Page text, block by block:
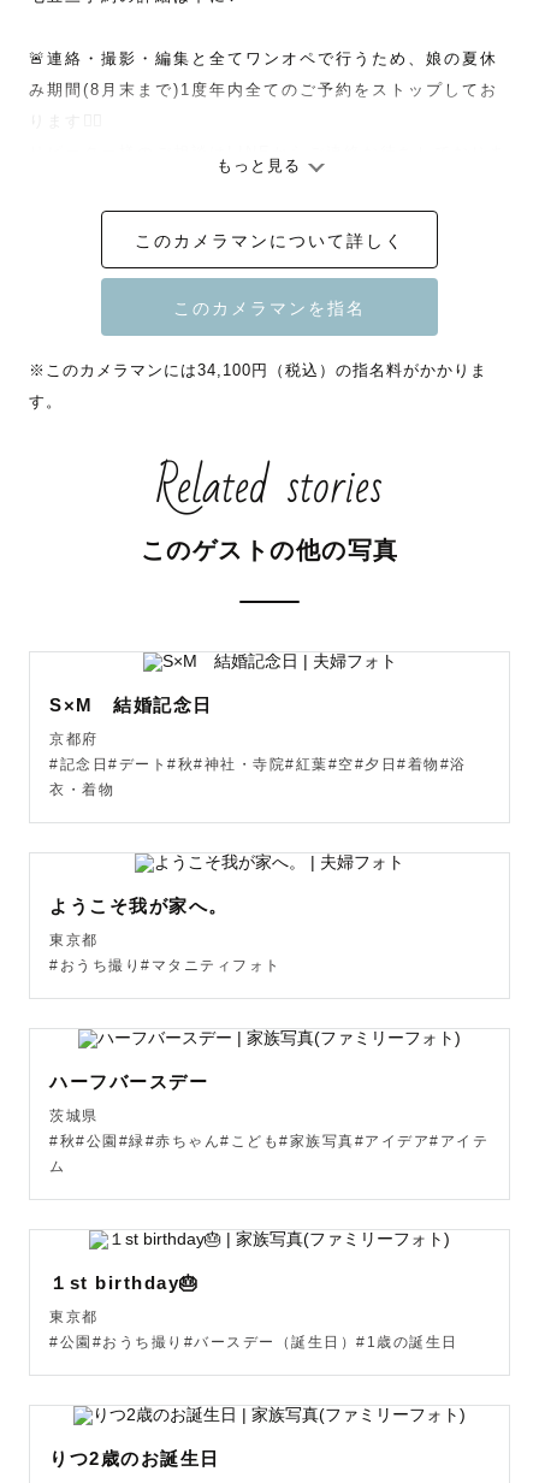
🚨連絡・撮影・編集と全てワンオペで行うため‪‪、娘の夏休
み期間(8月末まで)1度年内全てのご予約をストップしてお
🏅社内所属カメラマン1500名中 上位1%カメラマン
ニューボーン・お宮参り・お食い初め・七五三など、
赤ちゃんから大きくなったお子さままで、ファミリー撮影
はお任せください👶🏻👧🏻
「変顔」も「ものまね」も大歓迎！
お子さまやパパママが笑顔になれることなら、なんでも全
ママ友のように、幼稚園の先生のように、
※下のレビュー欄には、ゲストさまからいただいた“リアル
---
✅日程によりシーズナル料金が発生いたします。
詳細はラブグラフ公式HPをご確認ください。空き状況はお
気軽にお問い合わせください。
✅撮影開始時間は
① 9:30以前
のいずれかでご案内しております。
✅東京・埼玉・神奈川を中心に移動しながら撮影を行って
✅11時頃の神社は大変混雑いたします。
特に土日祝日や大安の日程は人気が集中するため、午前中
はなるべく早めのスタートがおすすめです。
平日や仏滅の日程も、比較的ゆったり撮影しやすくおすす
めしております◎
⸻
もっと見る
このカメラマンについて詳しく
※このカメラマンには34,100円（税込）の指名料がかかりま
す。
Related stories
このゲストの他の写真
S×M 結婚記念日
京都府
#記念日#デート#秋#神社・寺院#紅葉#空#夕日#着物#浴
衣・着物
ようこそ我が家へ。
東京都
#おうち撮り#マタニティフォト
ハーフバースデー
茨城県
#秋#公園#緑#赤ちゃん#こども#家族写真#アイデア#アイテ
ム
１st birthday🎂
東京都
#公園#おうち撮り#バースデー（誕生日）#1歳の誕生日
りつ2歳のお誕生日